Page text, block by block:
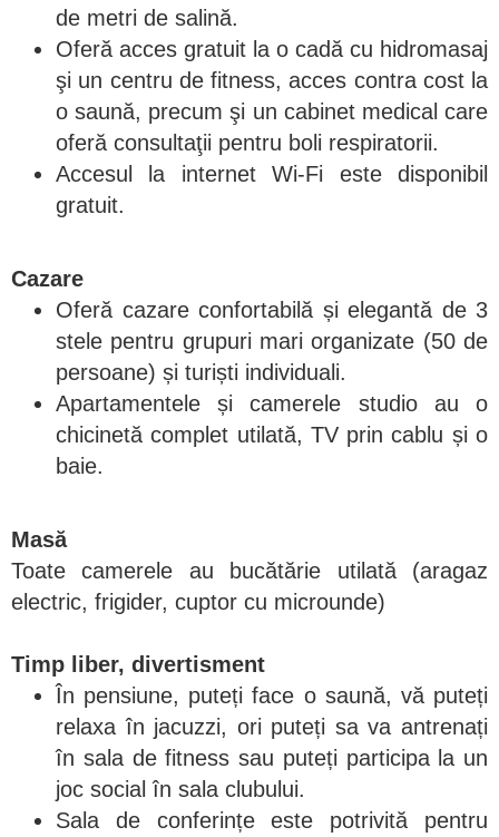
de metri de salină.
Oferă acces gratuit la o cadă cu hidromasaj
şi un centru de fitness, acces contra cost la
o saună, precum şi un cabinet medical care
oferă consultaţii pentru boli respiratorii.
Accesul la internet Wi-Fi este disponibil
gratuit.
Cazare
Oferă cazare confortabilă și elegantă de 3
stele pentru grupuri mari organizate (50 de
persoane) și turiști individuali.
Apartamentele și camerele studio au o
chicinetă complet utilată, TV prin cablu și o
baie.
Masă
Toate camerele au bucătărie utilată (aragaz
electric, frigider, cuptor cu microunde)
Timp liber, divertisment
În pensiune, puteți face o saună, vă puteți
relaxa în jacuzzi, ori puteți sa va antrenați
în sala de fitness sau puteți participa la un
joc social în sala clubului.
Sala de conferințe este potrivită pentru